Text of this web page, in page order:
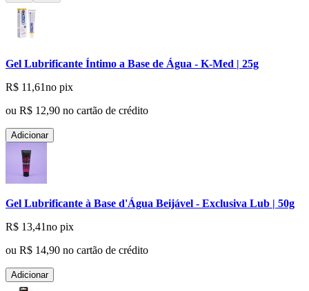
Gel Lubrificante Íntimo a Base de Água - K-Med | 25g
R$ 11,61no pix
ou R$ 12,90 no cartão de crédito
Adicionar
Gel Lubrificante à Base d'Água Beijável - Exclusiva Lub | 50g
R$ 13,41no pix
ou R$ 14,90 no cartão de crédito
Adicionar